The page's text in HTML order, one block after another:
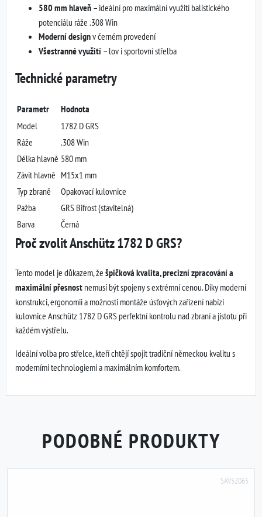
580 mm hlaveň – ideální pro maximální využití balistického
potenciálu ráže .308 Win
Moderní designv černém provedení
Všestranné využití – lov i sportovní střelba
Technické parametry
Parametr Hodnota
Model
1782 D GRS
Ráže
.308 Win
Délka hlavně 580 mm
Závit hlavně M15x1 mm
Typ zbraně
Opakovací kulovnice
Pažba
GRS Bifrost (stavitelná)
Barva
Černá
Proč zvolit Anschütz 1782 D GRS?
Tento model je důkazem, že špičková kvalita, precizní zpracování a
maximální přesnost nemusí být spojeny s extrémní cenou. Díky moderní
konstrukci, ergonomii a možnosti montáže úsťových zařízení nabízí
kulovnice Anschütz 1782 D GRS perfektní kontrolu nad zbraní a jistotu při
každém výstřelu.
Ideální volba pro střelce, kteří chtějí spojit tradiční německou kvalitu s
moderními technologiemi a maximálním komfortem.
PODOBNÉ PRODUKTY
SAV52065